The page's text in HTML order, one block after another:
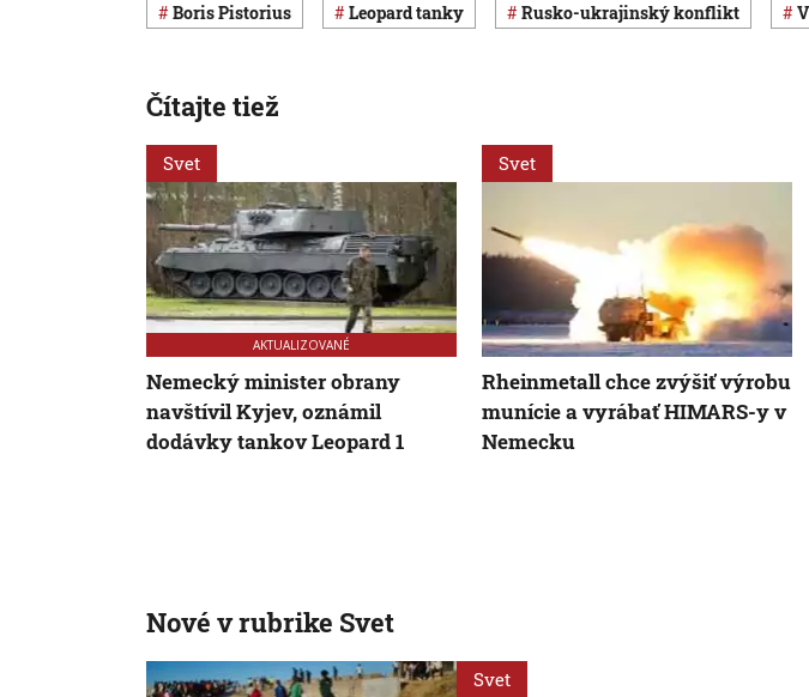
Boris Pistorius leopard tanky rusko-ukrajinský konflikt
Čítajte tiež
Svet
AKTUALIZOVANÉ
Nemecký minister obrany
navštívil Kyjev, oznámil
dodávky tankov Leopard 1
Svet
Rheinmetall chce zvýšiť výrobu
munície a vyrábať HIMARS-y v
Nemecku
Nové v rubrike Svet
Svet